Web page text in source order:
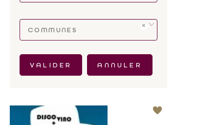
COMMUNES
VALIDER ANNULER